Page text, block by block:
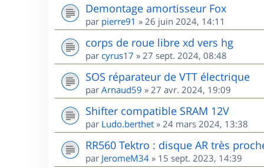
Demontage amortisseur Fox
par pierre91 » 26 juin 2024, 14:11
corps de roue libre xd vers hg
par cyrus17 » 27 sept. 2024, 08:48
SOS réparateur de VTT électrique
par Arnaud59 » 27 avr. 2024, 19:09
Shifter compatible SRAM 12V
par Ludo.berthet » 24 mars 2024, 13:38
RR560 Tektro : disque AR très
par JeromeM34 » 15 sept. 2023, 14:39